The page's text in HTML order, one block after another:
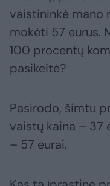
vaistininkė mano
mokėti 57 eurus.
100 procentų
pasikeitė?
Pasirodo, šimtu
vaistų kaina – 37
– 57 eurai.